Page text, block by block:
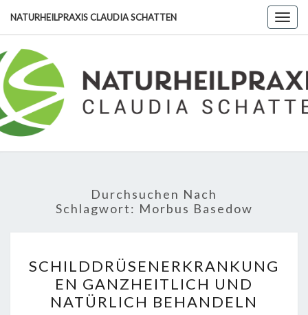
content
NATURHEILPRAXIS CLAUDIA SCHATTEN
Durchsuchen Nach
Schlagwort: Morbus Basedow
GANZHEITLICH
UND
NATÜRLICH
SCHILDDRÜSENERKRANKUNG
EN GANZHEITLICH UND
NATÜRLICH BEHANDELN